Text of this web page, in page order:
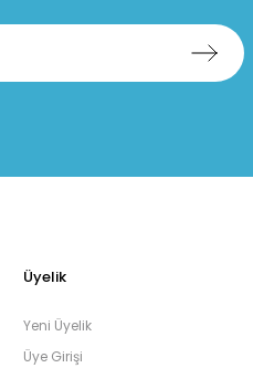
Üyelik
Yeni Üyelik
Üye Girişi